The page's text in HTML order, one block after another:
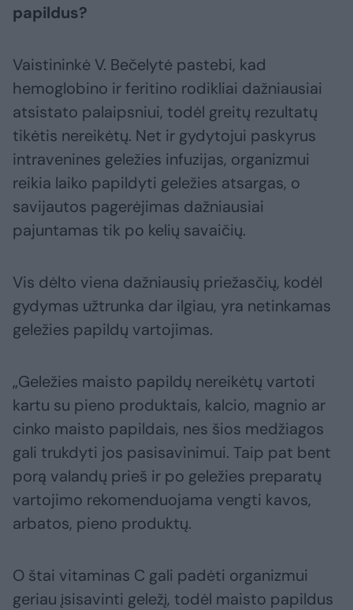
papildus?
Vaistininkė V. Bečelytė pastebi, kad
hemoglobino ir feritino rodikliai dažniausiai
atsistato palaipsniui, todėl greitų rezultatų
tikėtis nereikėtų. Net ir gydytojui paskyrus
intravenines geležies infuzijas, organizmui
reikia laiko papildyti geležies atsargas, o
savijautos pagerėjimas dažniausiai
pajuntamas tik po kelių savaičių.
Vis dėlto viena dažniausių priežasčių, kodėl
gydymas užtrunka dar ilgiau, yra netinkamas
geležies papildų vartojimas.
„Geležies maisto papildų nereikėtų vartoti
kartu su pieno produktais, kalcio, magnio ar
cinko maisto papildais, nes šios medžiagos
gali trukdyti jos pasisavinimui. Taip pat bent
porą valandų prieš ir po geležies preparatų
vartojimo rekomenduojama vengti kavos,
arbatos, pieno produktų.
O štai vitaminas C gali padėti organizmui
geriau įsisavinti geležį, todėl maisto papildus